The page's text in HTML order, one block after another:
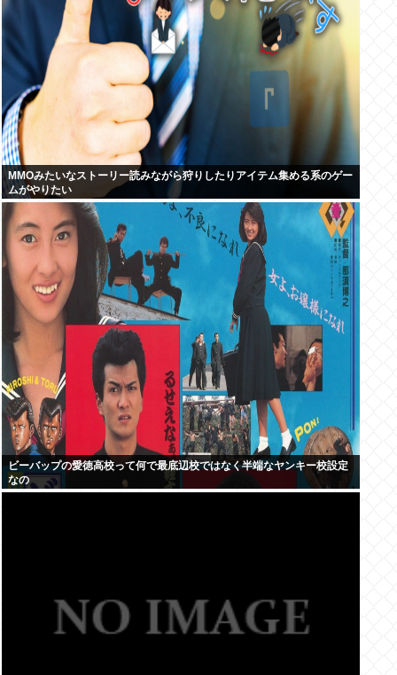
MMOみたいなストーリー読みながら狩りしたりアイテム集める系のゲー
ムがやりたい
ビーバップの愛徳高校って何で最底辺校ではなく半端なヤンキー校設定
なの